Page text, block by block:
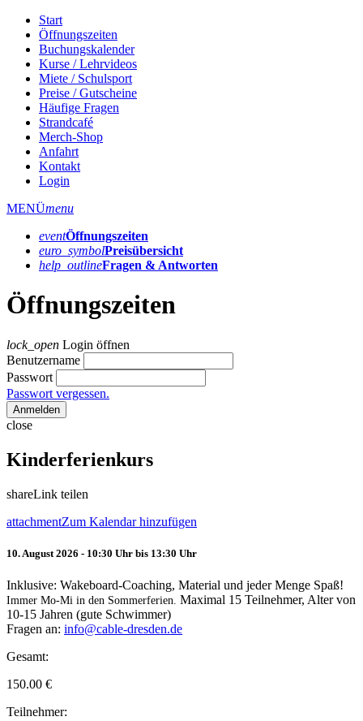
Start
Öffnungszeiten
Buchungskalender
Kurse / Lehrvideos
Miete / Schulsport
Preise / Gutscheine
Häufige Fragen
Strandcafé
Merch-Shop
Anfahrt
Kontakt
Login
MENÜmenu
eventÖffnungs­zeiten
euro_symbolPreis­übersicht
help_outlineFragen & Antworten
Öffnungszeiten
lock_open Login öffnen
Benutzername
Passwort
Passwort vergessen.
Anmelden
close
Kinderferienkurs
shareLink teilen
attachmentZum Kalendar hinzufügen
10. August 2026 - 10:30 Uhr bis 13:30 Uhr
Inklusive: Wakeboard-Coaching, Material und jeder Menge Spaß!
Immer Mo-Mi in den Sommerferien. Maximal 15 Teilnehmer, Alter von
10-15 Jahren (gute Schwimmer)
Fragen an: info@cable-dresden.de
Gesamt:
150.00 €
Teilnehmer: